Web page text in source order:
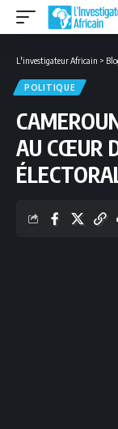
L'investigateur Africain >
POLITIQUE
AU CŒUR